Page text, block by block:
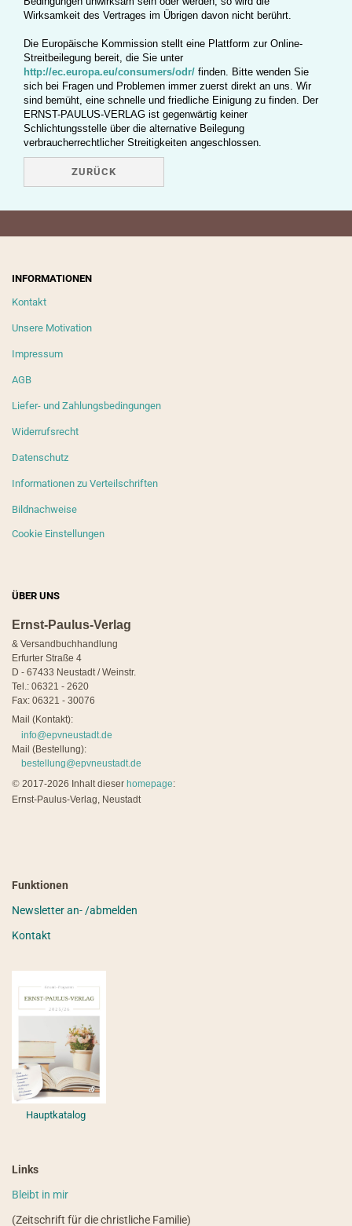
Wirksamkeit des Vertrages im Übrigen davon nicht berührt.
Die Europäische Kommission stellt eine Plattform zur Online-
Streitbeilegung bereit, die Sie unter
http://ec.europa.eu/consumers/odr/ finden. Bitte wenden Sie
sich bei Fragen und Problemen immer zuerst direkt an uns. Wir
sind bemüht, eine schnelle und friedliche Einigung zu finden. Der
ERNST-PAULUS-VERLAG ist gegenwärtig keiner
Schlichtungsstelle über die alternative Beilegung
verbraucherrechtlicher Streitigkeiten angeschlossen.
ZURÜCK
INFORMATIONEN
Kontakt
Unsere Motivation
Impressum
AGB
Liefer- und Zahlungsbedingungen
Widerrufsrecht
Datenschutz
Informationen zu Verteilschriften
Bildnachweise
Cookie Einstellungen
ÜBER UNS
Ernst-Paulus-Verlag
& Versandbuchhandlung
Erfurter Straße 4
D - 67433 Neustadt / Weinstr.
Tel.: 06321 - 2620
Fax: 06321 - 30076
Mail (Kontakt):
info@epvneustadt.de
Mail (Bestellung):
bestellung@epvneustadt.de
© 2017-2026 Inhalt dieser homepage:
Ernst-Paulus-Verlag, Neustadt
Funktionen
Newsletter an- /abmelden
Kontakt
Hauptkatalog
Links
Bleibt in mir
(Zeitschrift für die christliche Familie)